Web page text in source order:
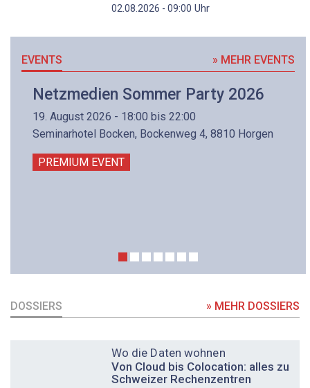
02.08.2026 - 09:00 Uhr
EVENTS » MEHR EVENTS
Netzmedien Sommer Party 2026
19. August 2026 - 18:00 bis 22:00
Seminarhotel Bocken, Bockenweg 4, 8810 Horgen
PREMIUM EVENT
DOSSIERS » MEHR DOSSIERS
Wo die Daten wohnen
Von Cloud bis Colocation: alles zu
Schweizer Rechenzentren